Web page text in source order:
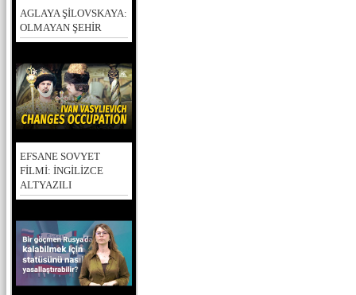
AGLAYA ŞİLOVSKAYA:
OLMAYAN ŞEHİR
EFSANE SOVYET
FİLMİ: İNGİLİZCE
ALTYAZILI